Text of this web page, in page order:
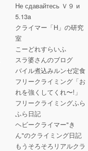
Не сдавайтесь Ｖ９ и
5.13a
クライマー「H」の研究
室
こーどれすらいふ
スラ婆さんのブログ
バイル煮込みルンゼ定食
フリークライミング「お
れを強くしてくれ〜!」
フリークライミングふら
ふら日記
ヘビークライマー"き
ん"のクライミング日記
もうそろそろリアルクラ